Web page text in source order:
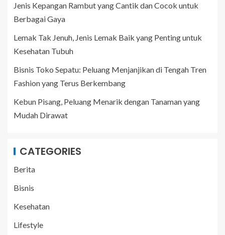
Jenis Kepangan Rambut yang Cantik dan Cocok untuk
Berbagai Gaya
Lemak Tak Jenuh, Jenis Lemak Baik yang Penting untuk
Kesehatan Tubuh
Bisnis Toko Sepatu: Peluang Menjanjikan di Tengah Tren
Fashion yang Terus Berkembang
Kebun Pisang, Peluang Menarik dengan Tanaman yang
Mudah Dirawat
CATEGORIES
Berita
Bisnis
Kesehatan
Lifestyle